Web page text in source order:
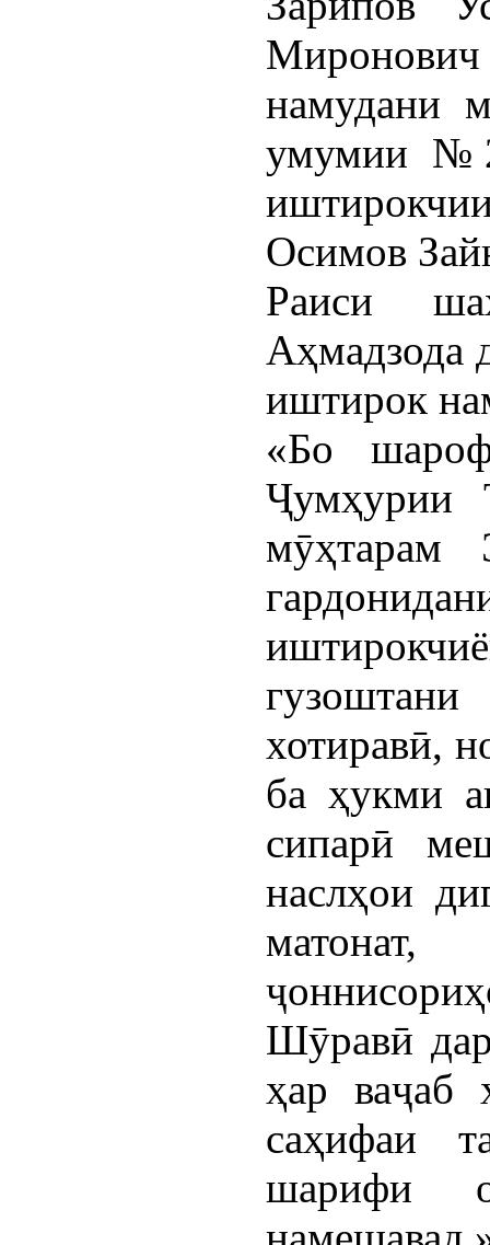
намудани
умумии
Осимов
Раиси
Аҳмадзода
иштирок
«Бо
Ҷумҳурии
мӯҳтарам
хотиравӣ,
ба ҳукми
сипарӣ
наслҳои
матонат,
Шӯравӣ
ҳар ваҷаб
саҳифаи
шарифи